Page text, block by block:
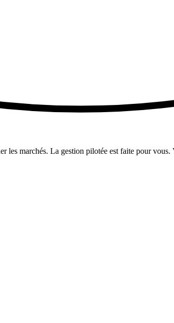
marchés. La gestion pilotée est faite pour